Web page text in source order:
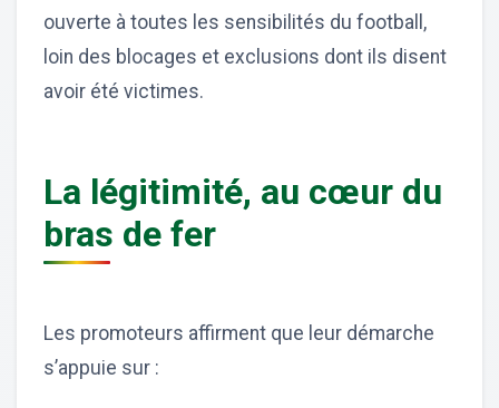
ouverte à toutes les sensibilités du football,
loin des blocages et exclusions dont ils disent
avoir été victimes.
La légitimité, au cœur du
bras de fer
Les promoteurs affirment que leur démarche
s’appuie sur :